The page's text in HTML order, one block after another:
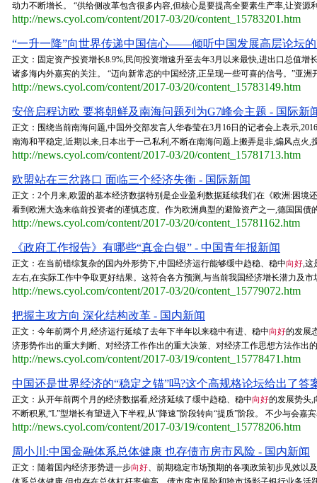
动力不断增长。 “供给侧改革包含很多内容,但核心是要提高全要素生产率,让资
http://news.cyol.com/content/2017-03/20/content_15783201.htm
“一升一降”向世界传递中国信心——倾听中国发展高层论坛
正文：固定资产投资增长8.9%,民间投资增速升至去年3月以来最快,进出口总值
诸多海内外嘉宾的关注。 “迈向新常态的中国经济,正呈现一些可喜的信号。”亚
http://news.cyol.com/content/2017-03/20/content_15783149.htm
安倍启程访欧 要将朝鲜及南海问题列为G7峰会主题 - 国际新
正文：围绕当前南海问题,中国外交部发言人华春莹在3月16日的记者会上表示
南海和平稳定,近期以来,日本出于一己私利,不断在南海问题上搬弄是非,煽风点
http://news.cyol.com/content/2017-03/20/content_15781713.htm
欧盟站在三岔路口 面临三个经济失衡 - 国际新闻
正文：2个月来,欧盟的基本经济数据特别是企业盈利数据延续我们在《欧洲:困境
看到欧洲大选来临前投资者的谨慎态度。作为欧洲典型的避险资产之一,德国国
http://news.cyol.com/content/2017-03/20/content_15781162.htm
《政府工作报告》有哪些“真金白银” - 中国青年报新闻
正文：在当前错综复杂的国内外形势下,中国经济运行能够缓中趋稳、稳中向好,这
左右,在实际工作中争取更好结果。这符合各方预测,与当前我国经济增长潜力及
http://news.cyol.com/content/2017-03/20/content_15779072.htm
把握主攻方向 深化结构改革 - 国内新闻
正文：今年前两个月,经济运行延续了去年下半年以来稳中有进、稳中向好的发展
济形势作出的重大判断、对经济工作作出的重大决策、对经济工作思想方法作
http://news.cyol.com/content/2017-03/19/content_15778471.htm
中国还是世界经济的“稳定之锚”吗?这个高规格论坛给出了答
正文：从开年前两个月的经济数据看,经济延续了缓中趋稳、稳中向好的发展势头,
不断积累,“L”型增长有望进入下半程,从“降速”阶段转向“提质”阶段。 不少与会
http://news.cyol.com/content/2017-03/19/content_15778206.htm
周小川:中国金融体系总体健康 也存债市房市风险 - 国内新闻
正文：随着国内经济形势进一步向好、前期稳定市场预期的各项政策初步见效以